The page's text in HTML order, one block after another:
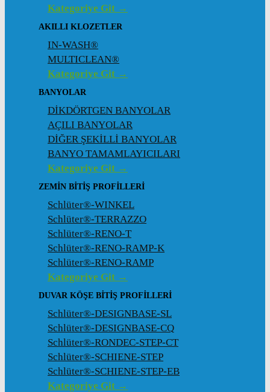
Kategoriye Git →
AKILLI KLOZETLER
IN-WASH®
MULTICLEAN®
Kategoriye Git →
BANYOLAR
DİKDÖRTGEN BANYOLAR
AÇILI BANYOLAR
DİĞER ŞEKİLLİ BANYOLAR
BANYO TAMAMLAYICILARI
Kategoriye Git →
ZEMIN BITIŞ PROFILLERI
Schlüter®-WINKEL
Schlüter®-TERRAZZO
Schlüter®-RENO-T
Schlüter®-RENO-RAMP-K
Schlüter®-RENO-RAMP
Kategoriye Git →
DUVAR KÖŞE BITIŞ PROFILLERI
Schlüter®-DESIGNBASE-SL
Schlüter®-DESIGNBASE-CQ
Schlüter®-RONDEC-STEP-CT
Schlüter®-SCHIENE-STEP
Schlüter®-SCHIENE-STEP-EB
Kategoriye Git →